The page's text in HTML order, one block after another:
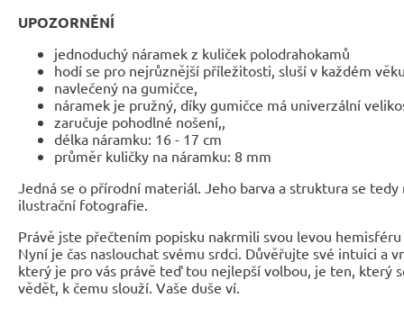
UPOZORNĚNÍ
jednoduchý náramek z kuliček polodrahokamů
hodí se pro nejrůznější příležitosti, sluší v každém
navlečený na gumičce,
náramek je pružný, díky gumičce má univerzální
zaručuje pohodlné nošení,,
délka náramku: 16 - 17 cm
průměr kuličky na náramku: 8 mm
Jedná se o přírodní materiál. Jeho barva a struktura se
ilustrační fotografie.
Právě jste přečtením popisku nakrmili svou levou
Nyní je čas naslouchat svému srdci. Důvěřujte své intuici a
který je pro vás právě teď tou nejlepší volbou, je ten, který
vědět, k čemu slouží. Vaše duše ví.